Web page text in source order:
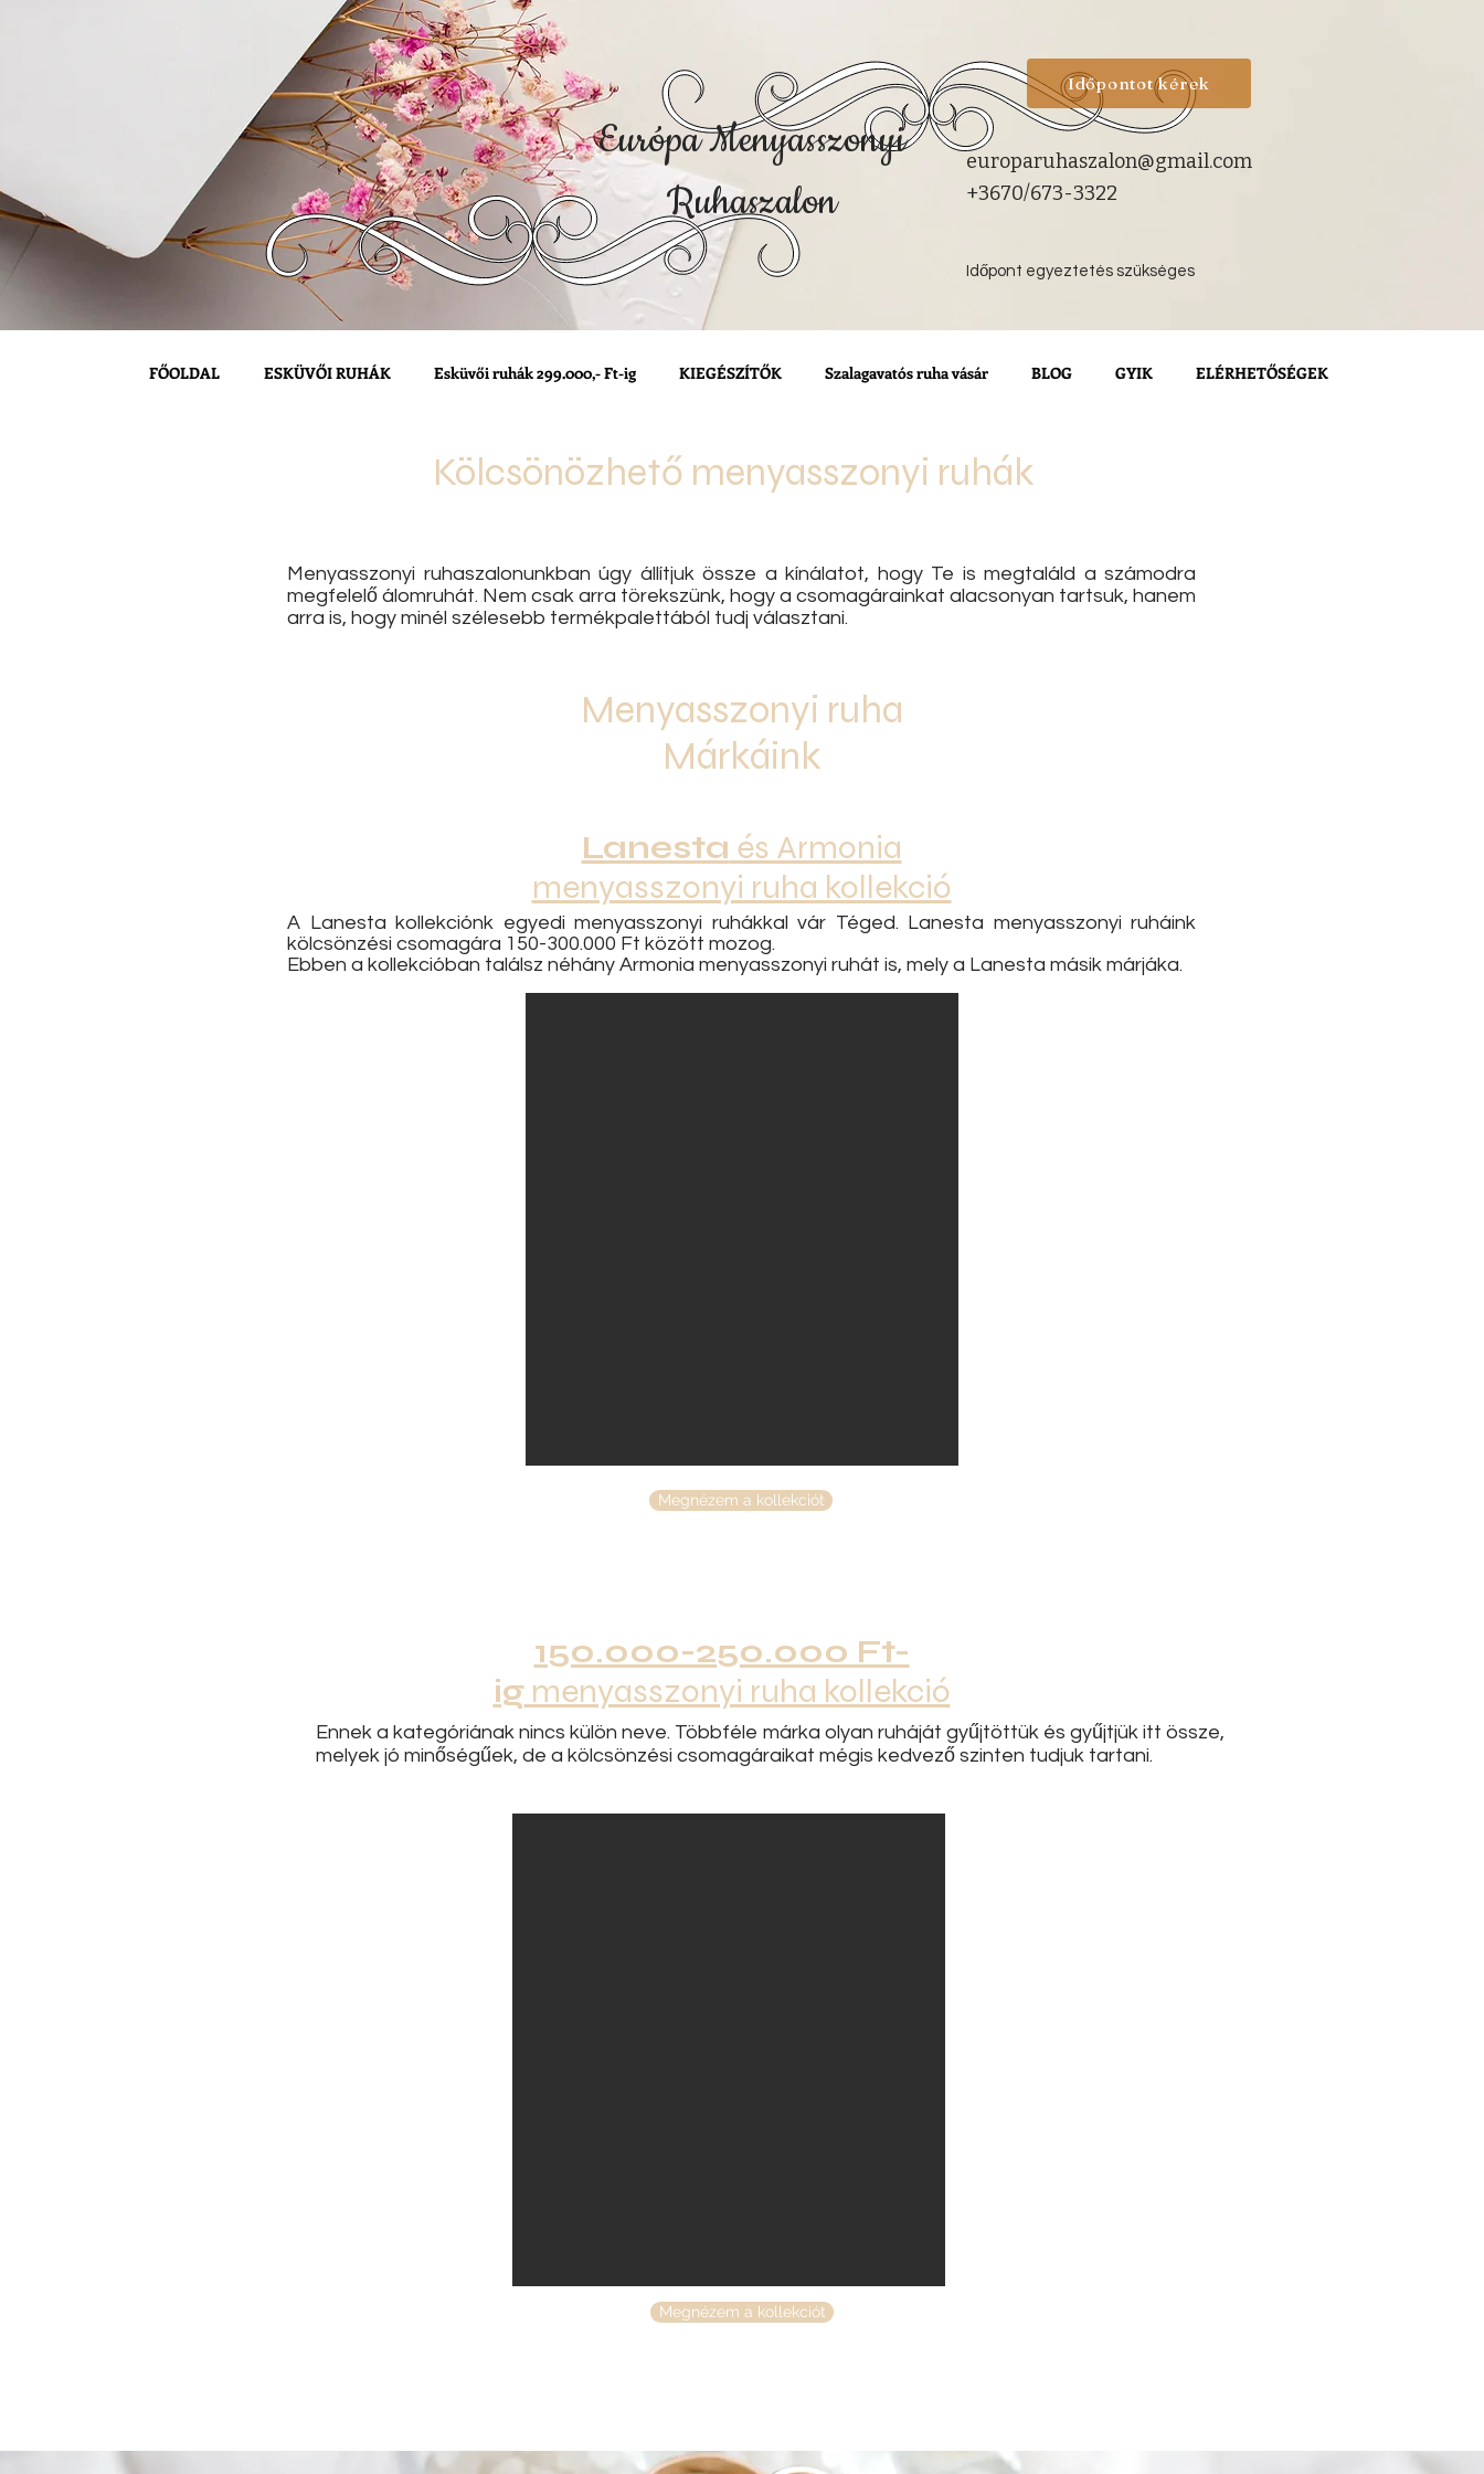
europaruhaszalon@gmail.com
+3670/673-3322
Időpont egyeztetés szükséges
Európa Menyasszonyi
Ruhaszalon
Időpontot kérek
FŐOLDAL ESKÜVŐI RUHÁK Esküvői ruhák 299.000,- Ft-ig KIEGÉSZÍTŐK Szalagavatós ruha vásár BLOG GYIK ELÉRHETŐSÉGEK
Kölcsönözhető menyasszonyi ruhák
Menyasszonyi ruhaszalonunkban úgy állítjuk össze a kínálatot, hogy Te is megtaláld a számodra
megfelelő álomruhát. Nem csak arra törekszünk, hogy a csomagárainkat alacsonyan tartsuk, hanem
arra is, hogy minél szélesebb termékpalettából tudj választani.
Menyasszonyi ruha
Márkáink
Lanesta és Armonia
menyasszonyi ruha kollekció
A Lanesta kollekciónk egyedi menyasszonyi ruhákkal vár Téged. Lanesta menyasszonyi ruháink
kölcsönzési csomagára 150-300.000 Ft között mozog.
Ebben a kollekcióban találsz néhány Armonia menyasszonyi ruhát is, mely a Lanesta másik márjáka.
Megnézem a kollekciót
150.000-250.000 Ft-
igmenyasszonyi ruha kollekció
Ennek a kategóriának nincs külön neve. Többféle márka olyan ruháját gyűjtöttük és gyűjtjük itt össze,
melyek jó minőségűek, de a kölcsönzési csomagáraikat mégis kedvező szinten tudjuk tartani.
Megnézem a kollekciót